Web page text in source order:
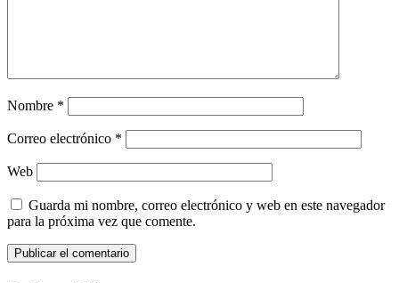
Nombre *
Correo electrónico *
Web
Guarda mi nombre, correo electrónico y web en este navegador
para la próxima vez que comente.